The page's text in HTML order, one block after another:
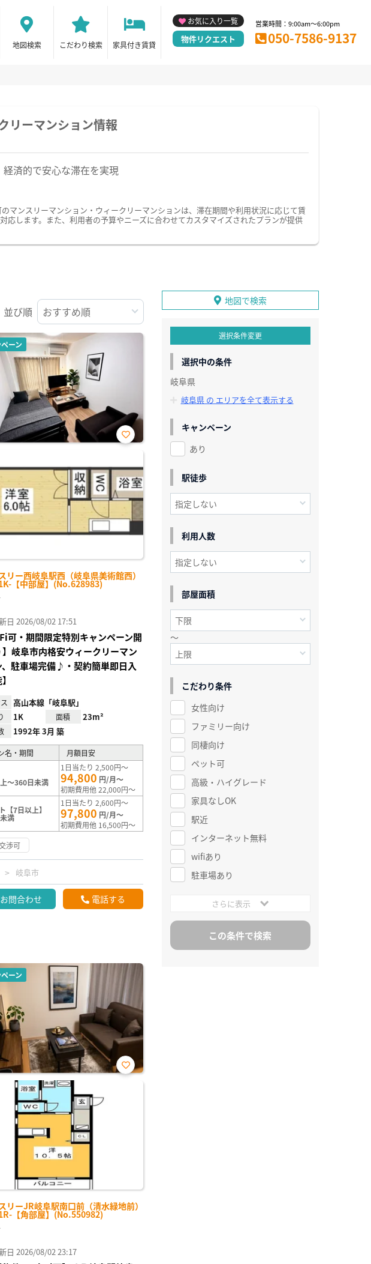
地図検索 こだわり検索 家具付き賃貸
お気に入り一覧
物件リクエスト
営業時間：9:00am～6:00pm
050-7586-9137
リーマンション情報
経済的で安心な滞在を実現
マンスリーマンション・ウィークリーマンションは、滞在期間や利用状況に応じて賃
します。また、利用者の予算やニーズに合わせてカスタマイズされたプランが提供
並び順
ーン
リー西岐阜駅西（岐阜県美術館西）
【中部屋】(No.628983)
お気
り登
録
日 2026/08/02 17:51
Fi可・期間限定特別キャンペーン開
岐阜市内格安ウィークリーマン
、駐車場完備♪・契約簡単即日入
高山本線「岐阜駅」
1K 面積 23m²
1992年 3月 築
名・期間 月額目安
～360日未満
1日当たり 2,500円～
94,800 円/月～
初期費用他 22,000円～
【7日以上】
満
1日当たり 2,600円～
97,800 円/月～
初期費用他 16,500円～
渉可
岐阜市
お問合わせ 電話する
ーン
リーJR岐阜駅南口前（清水緑地前）
【角部屋】(No.550982)
お気
日 2026/08/02 23:17
地図で検索
選択条件変更
選択中の条件
岐阜県
岐阜県 の エリアを全て表示する
キャンペーン
あり
駅徒歩
利用人数
部屋面積
～
こだわり条件
女性向け
ファミリー向け
同棲向け
ペット可
高級・ハイグレード
家具なしOK
駅近
インターネット無料
wifiあり
駐車場あり
さらに表示